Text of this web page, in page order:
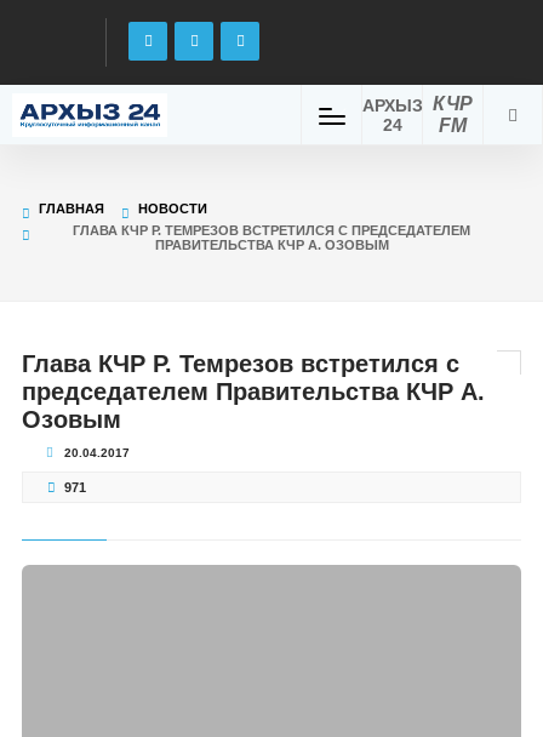
КЧР
FM
АРХЫЗ
24
ГЛАВНАЯ
НОВОСТИ
ГЛАВА КЧР Р. ТЕМРЕЗОВ ВСТРЕТИЛСЯ С ПРЕДСЕДАТЕЛЕМ
ПРАВИТЕЛЬСТВА КЧР А. ОЗОВЫМ
Глава КЧР Р. Темрезов встретился с
председателем Правительства КЧР А.
Озовым
20.04.2017
971